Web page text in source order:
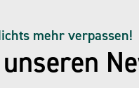
mehr verpassen!